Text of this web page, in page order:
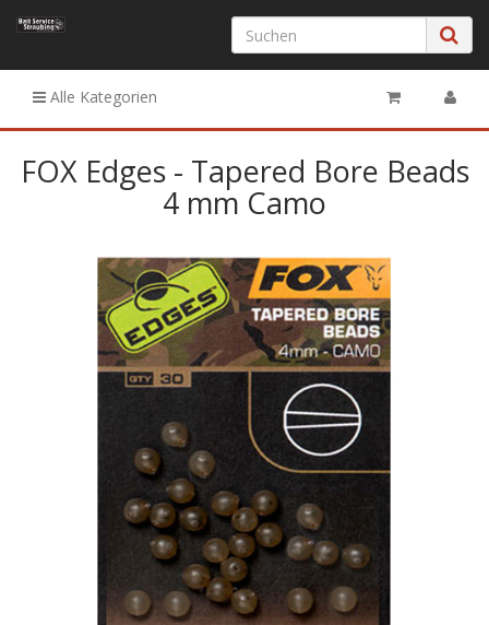
Alle Kategorien
FOX Edges - Tapered Bore Beads
4 mm Camo